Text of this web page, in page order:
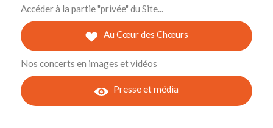
Accéder à la partie "privée" du Site...
Au Cœur des Chœurs
Nos concerts en images et vidéos
Presse et média